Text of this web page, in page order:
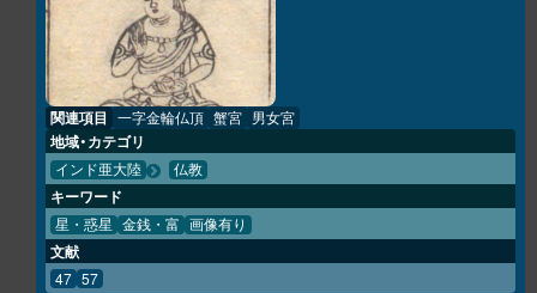
関連項目 一字金輪仏頂 蟹宮 男女宮
地域・カテゴリ
インド亜大陸 仏教
キーワード
星・惑星 金銭・富 画像有り
文献
47 57